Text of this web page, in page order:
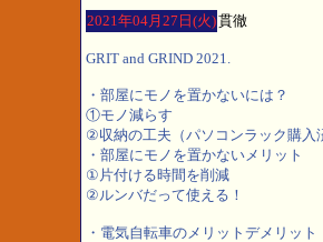
2021年04月27日(火)貫徹
GRIT and GRIND 2021.
・部屋にモノを置かないには？
①モノ減らす
②収納の工夫（パソコンラック購入
・部屋にモノを置かないメリット
①片付ける時間を削減
②ルンバだって使える！
・電気自転車のメリットデメリット